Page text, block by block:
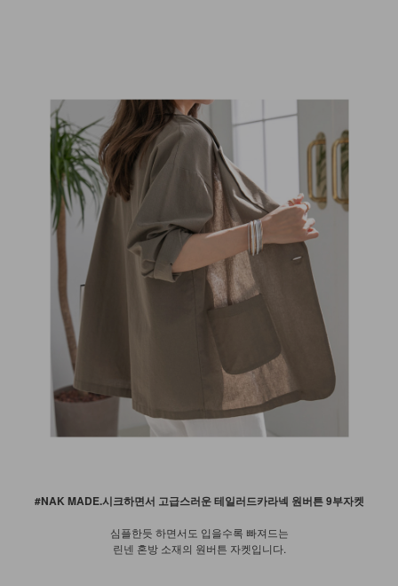
#NAK MADE.시크하면서 고급스러운 테일러드카라넥 원버튼 9부자켓
심플한듯 하면서도 입을수록 빠져드는
린넨 혼방 소재의 원버튼 자켓입니다.